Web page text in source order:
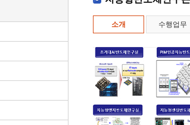
소개 수행업무